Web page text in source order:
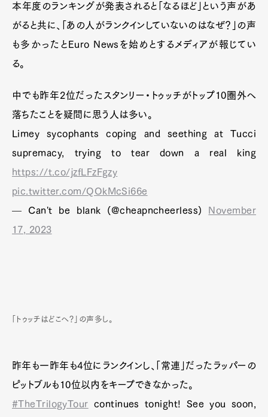
本年度のランキングが発表されると「なるほど」という声があ
がると共に、「あの人がランクインしていないのはなぜ？」の声
も多かったとEuro Newsを始めとするメディアが報じてい
る。
中でも昨年2位だったスタンリー・トゥッチがトップ10圏外へ
落ちたことを疑問に思う人は多い。
Limey sycophants coping and seething at Tucci
supremacy, trying to tear down a real king
https://t.co/jzfLFzFgzy
pic.twitter.com/QOkMcSi66e
— Can't be blank (@cheapncheerless) November
17, 2023
「トゥッチはどこへ？」の声多し。
昨年も一昨年も4位にランクインし、「常連」だったラッパーの
ピットブルも10位以内をキープできなかった。
#TheTrilogyTour continues tonight! See you soon,